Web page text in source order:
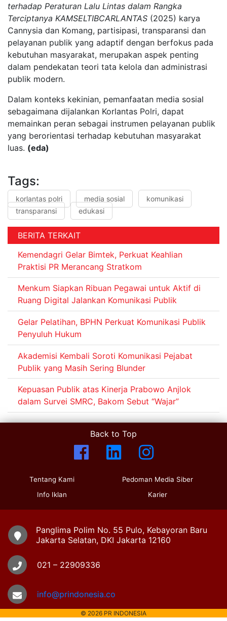
terhadap Peraturan Lalu Lintas dalam Rangka
Terciptanya KAMSELTIBCARLANTAS (2025) karya
Cannysia dan Komang, partisipasi, transparansi dan
pelayanan publik yang adaptif dengan berfokus pada
kebutuhan masyarakat, merupakan aspek penting
dalam pendekatan teori tata kelola dan administrasi
publik modern.
Dalam konteks kekinian, pemanfaatan media sosial
sebagaimana dijalankan Korlantas Polri, dapat
memainkan peran sebagai instrumen pelayanan publik
yang berorientasi terhadap kebutuhan masyarakat
luas. (eda)
Tags:
korlantas polri media sosial
komunikasi
transparansi
edukasi
BERITA TERKAIT
Kemendagri Gelar Bimtek, Perkuat Keahlian
Praktisi PR Merancang Stratkom
Menkum Siapkan Ribuan Pegawai untuk Aktif di
Ruang Digital Jalankan Komunikasi Publik
Gelar Pelatihan, BPHN Perkuat Komunikasi Publik
Penyuluh Hukum
Akademisi Kembali Soroti Komunikasi Pejabat
Publik yang Masih Sering Blunder
Kepuasan Publik atas Kinerja Prabowo Anjlok
dalam Survei SMRC, Bakom Sebut “Wajar”
Back to Top
Tentang Kami
Info Iklan
Pedoman Media Siber
Karier
Panglima Polim No. 55 Pulo, Kebayoran Baru
Jakarta Selatan, DKI Jakarta 12160
021 – 22909336
info@prindonesia.co
© 2026 PR INDONESIA